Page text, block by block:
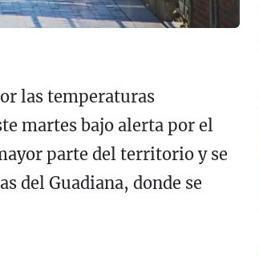
las temperaturas
martes bajo alerta por el
parte del territorio y se
del Guadiana, donde se